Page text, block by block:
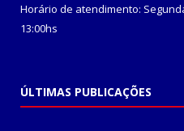
Horário de atendimento:
13:00hs
ÚLTIMAS PUBLICAÇÕES